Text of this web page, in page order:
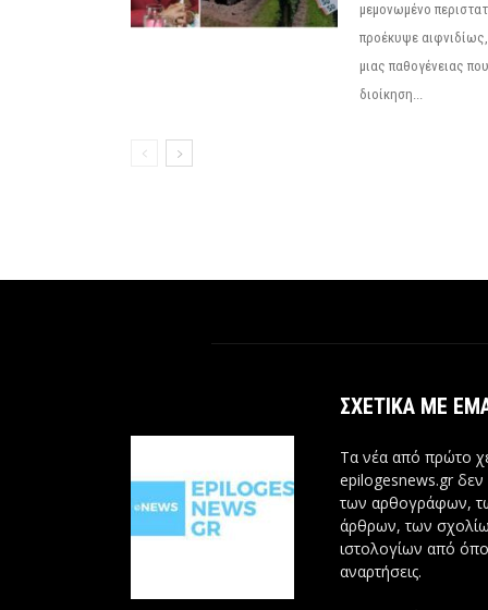
μεμονωμένο
προέκυψε
μιας παθογένειας
διοίκηση...
ΣΧΕΤΙΚΆ ΜΕ
Τα νέα από πρώτο
epilogesnews.gr δεν
των αρθογράφων,
άρθρων, των
ιστολογίων από
αναρτήσεις.